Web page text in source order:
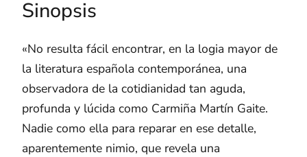
Sinopsis
«No resulta fácil encontrar, en la logia mayor de
la literatura española contemporánea, una
observadora de la cotidianidad tan aguda,
profunda y lúcida como Carmiña Martín Gaite.
Nadie como ella para reparar en ese detalle,
aparentemente nimio, que revela una